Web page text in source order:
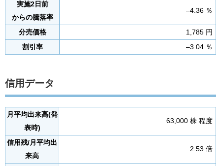
実施2日前
からの騰落率
–4.36 ％
分売価格
1,785 円
割引率
–3.04 ％
信用データ
月平均出来高(発
表時)
63,000 株 程度
信用残/月平均出
来高
2.53 倍